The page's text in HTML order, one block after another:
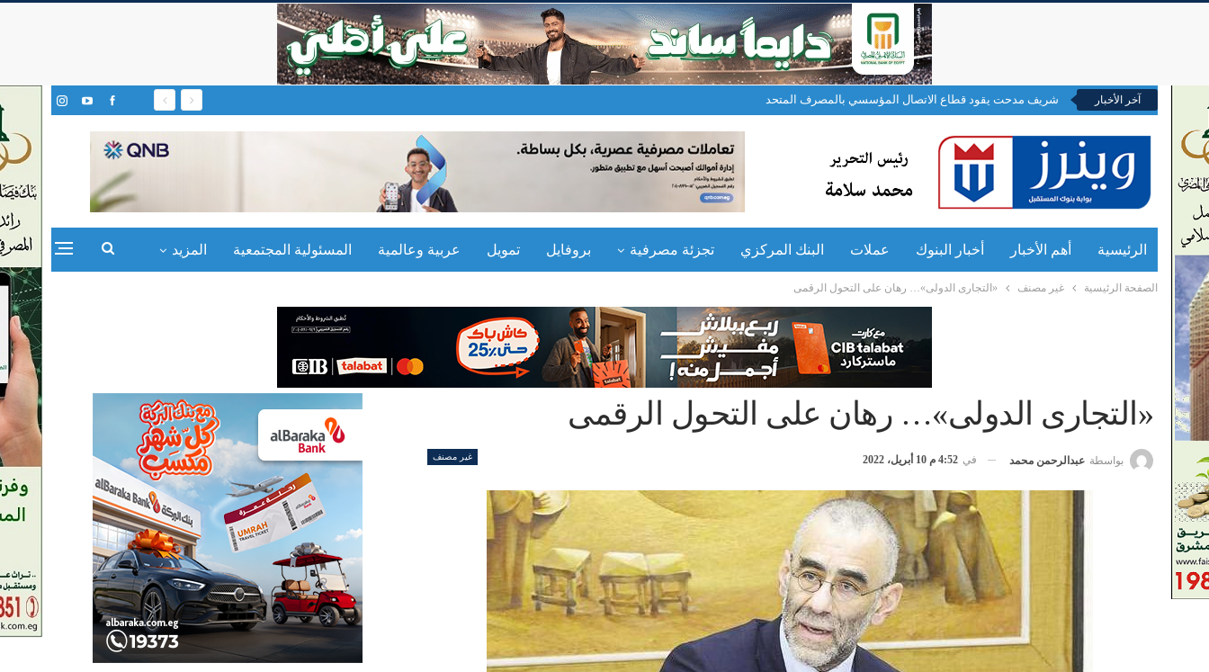
آخر الأخبار شريف مدحت يقود قطاع الاتصال المؤسسي بالمصرف المتحد
الرئيسية أهم الأخبار أخبار البنوك عملات البنك المركزي تجزئة مصرفية بروفايل تمويل عربية وعالمية المسئولية المجتمعية المزيد
الصفحة الرئيسية غير مصنف «التجارى الدولى»… رهان على التحول الرقمى
«التجارى الدولى»… رهان على التحول الرقمى
غير مصنف بواسطة عبدالرحمن محمد في 4:52 م 10 أبريل، 2022